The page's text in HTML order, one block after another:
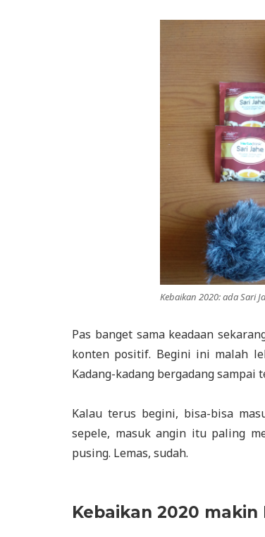
Kebaikan 2020: ada Sari
Pas banget sama keadaan
konten positif. Begini ini malah
Kadang-kadang bergadang sampai
Kalau terus begini, bisa-bisa
sepele, masuk angin itu paling
pusing. Lemas, sudah.
Kebaikan 2020